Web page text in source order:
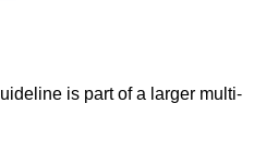
is part of a larger multi-